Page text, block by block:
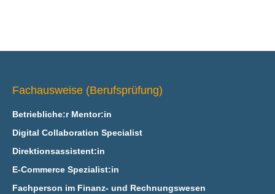
Fachausweise (Berufsprüfung)
Betriebliche:r Mentor:in
Digital Collaboration Specialist
Direktionsassistent:in
E‑Commerce Spezialist:in
Fachperson im Finanz- und Rechnungswesen